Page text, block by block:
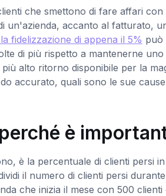
che smettono di fare affari
un'azienda, accanto al fatturato,
fidelizzazione di appena il 5% può
di più rispetto a mantenerne uno
alto ritorno disponibile per la
accurato, quali sono le sue
è
è la percentuale di clienti persi
il numero di clienti persi
che inizia il mese con 500